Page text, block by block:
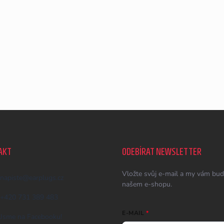
napiste @ earplugs.cz
+420 731 389 483
Jsme na Facebooku!
ODEBÍRAT NEWSLETTER
Vložte svůj e-mail a my vám
našem e-shopu.
E-MAIL